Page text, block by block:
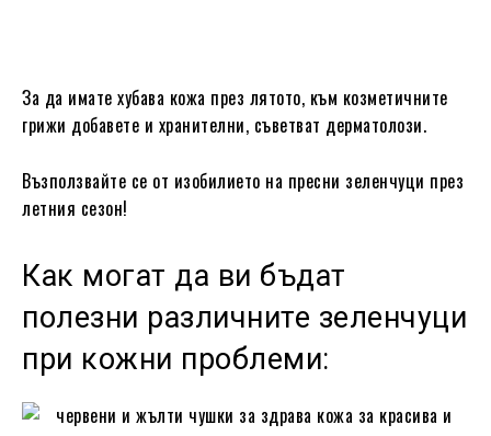
За да имате хубава кожа през лятото, към козметичните
грижи добавете и хранителни, съветват дерматолози.
Възползвайте се от изобилието на пресни зеленчуци през
летния сезон!
Как могат да ви бъдат
полезни различните зеленчуци
при кожни проблеми: